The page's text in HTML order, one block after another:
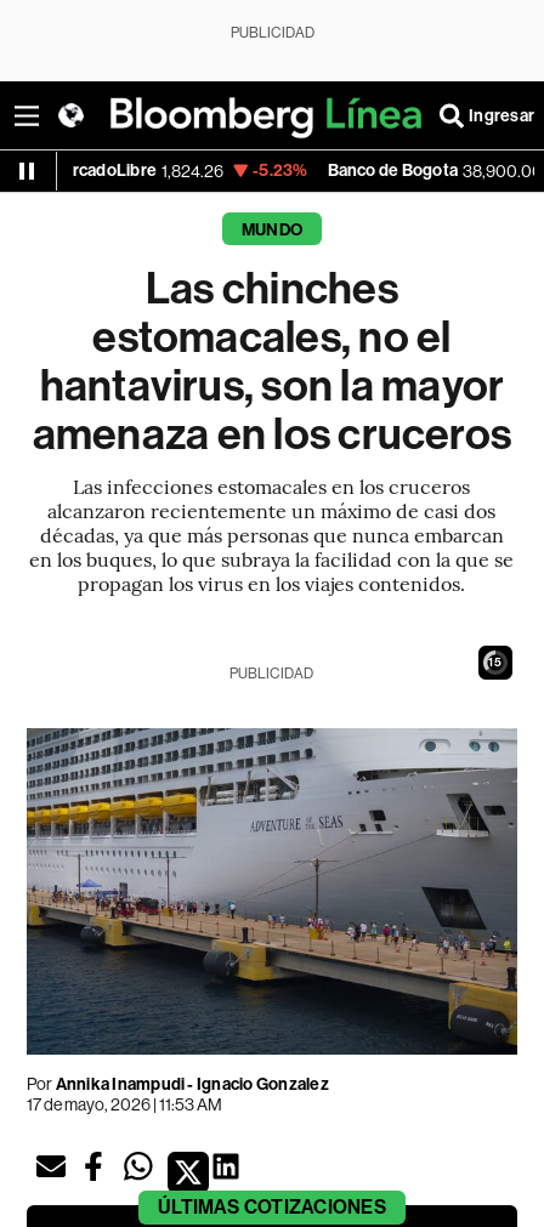
PUBLICIDAD
Ingresar
1,824.26 -5.23% Banco de Bogota 38,900.00 +0.46%
MUNDO
Las chinches
estomacales, no el
hantavirus, son la mayor
amenaza en los cruceros
Las infecciones estomacales en los cruceros
alcanzaron recientemente un máximo de casi dos
décadas, ya que más personas que nunca embarcan
en los buques, lo que subraya la facilidad con la que se
propagan los virus en los viajes contenidos.
14
PUBLICIDAD
PorAnnika Inampudi - Ignacio Gonzalez
17 de mayo, 2026 | 11:53 AM
ÚLTIMAS COTIZACIONES